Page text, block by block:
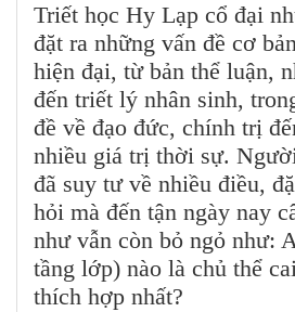
Triết học Hy Lạp cổ đại
đặt ra những vấn đề cơ
hiện đại, từ bản thể luận,
đến triết lý nhân sinh,
đề về đạo đức, chính trị
nhiều giá trị thời sự.
đã suy tư về nhiều điều,
hỏi mà đến tận ngày nay
như vẫn còn bỏ ngỏ như:
tầng lớp) nào là chủ thể
thích hợp nhất?